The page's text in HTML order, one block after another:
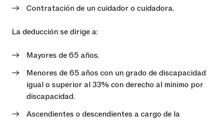
Contratación de un cuidador o cuidadora.
La deducción se dirige a:
Mayores de 65 años.
Menores de 65 años con un grado de discapacidad
igual o superior al 33% con derecho al mínimo por
discapacidad.
Ascendientes o descendientes a cargo de la